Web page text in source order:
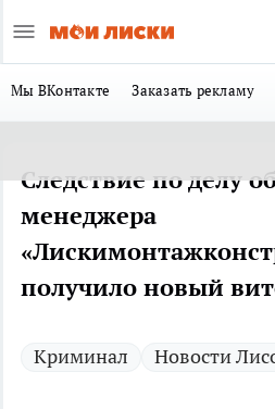
Мы ВКонтакте Заказать рекламу
Следствие по делу
менеджера
получило новый
Криминал Новости